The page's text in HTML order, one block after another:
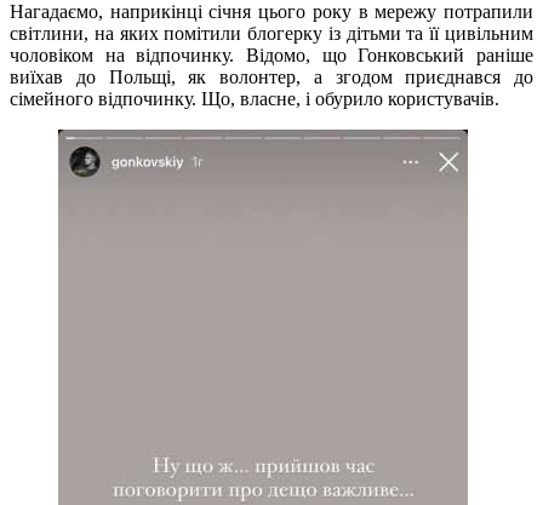
Нагадаємо, наприкінці січня цього року в мережу потрапили
світлини, на яких помітили блогерку із дітьми та її цивільним
чоловіком на відпочинку. Відомо, що Гонковський раніше
виїхав до Польщі, як волонтер, а згодом приєднався до
сімейного відпочинку. Що, власне, і обурило користувачів.